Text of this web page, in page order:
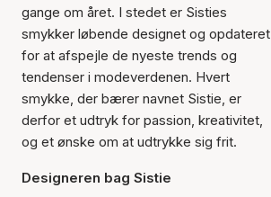
gange om året. I stedet er Sisties
smykker løbende designet og opdateret
for at afspejle de nyeste trends og
tendenser i modeverdenen. Hvert
smykke, der bærer navnet Sistie, er
derfor et udtryk for passion, kreativitet,
og et ønske om at udtrykke sig frit.
Designeren bag Sistie